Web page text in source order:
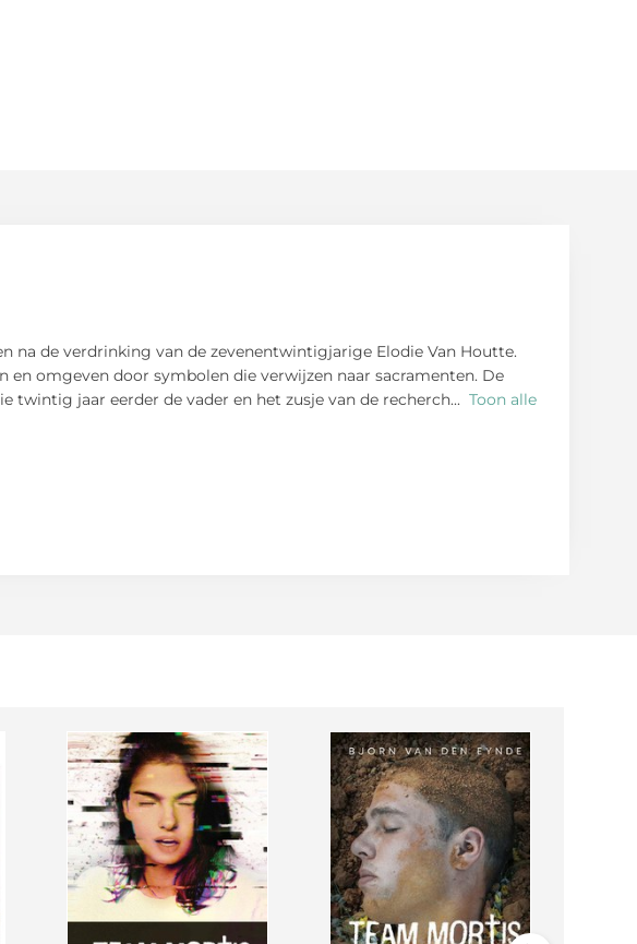
na de verdrinking van de zevenentwintigjarige Elodie Van Houtte.
omgeven door symbolen die verwijzen naar sacramenten. De
twintig jaar eerder de vader en het zusje van de recherch... Toon alle